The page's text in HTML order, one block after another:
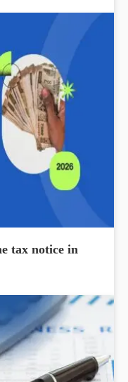
tax notice in